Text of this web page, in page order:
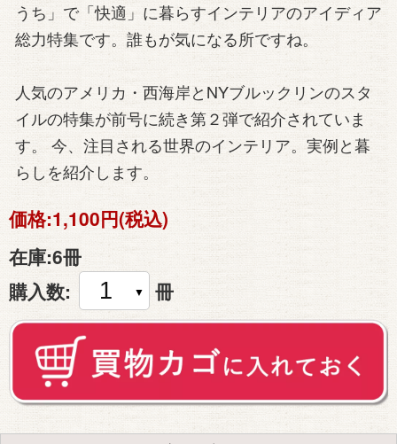
うち」で「快適」に暮らすインテリアのアイディア
総力特集です。誰もが気になる所ですね。
人気のアメリカ・西海岸とNYブルックリンのスタ
イルの特集が前号に続き第２弾で紹介されていま
す。 今、注目される世界のインテリア。実例と暮
らしを紹介します。
価格:1,100円(税込)
在庫:6冊
購入数:
冊